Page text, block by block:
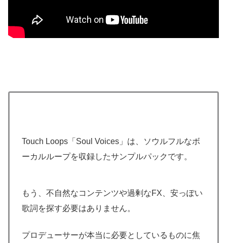
Touch Loops「Soul Voices」は、ソウルフルなボ
ーカルループを収録したサンプルパックです。
もう、不自然なコンテンツや過剰なFX、安っぽい
歌詞を探す必要はありません。
プロデューサーが本当に必要としているものに焦